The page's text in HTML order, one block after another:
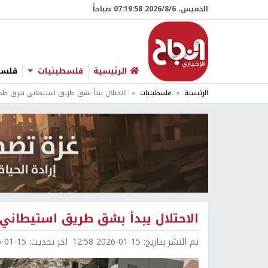
الخميس، 6/‏8/‏2026 07:19:59 صباحاً
الرئيسية فلسطينيات
الرئيسية فلسطينيات الاحتلال يبدأ بشق طريق استيطاني شرق
الاحتلال يبدأ بشق طريق
تم النشر بتاريخ: 2026-01-15 12:58 اخر تحديث: 15 13:00